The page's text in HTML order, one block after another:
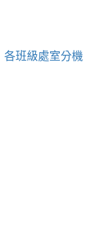
各班級處室分機